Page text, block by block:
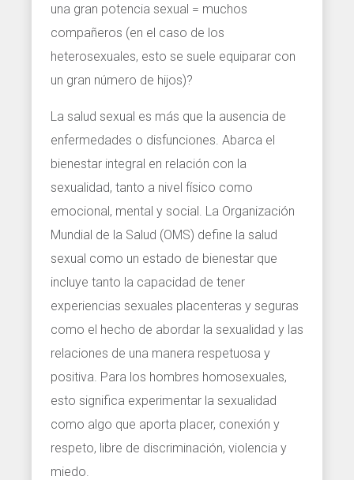
una gran potencia sexual = muchos
compañeros (en el caso de los
heterosexuales, esto se suele equiparar con
un gran número de hijos)?
La salud sexual es más que la ausencia de
enfermedades o disfunciones. Abarca el
bienestar integral en relación con la
sexualidad, tanto a nivel físico como
emocional, mental y social. La Organización
Mundial de la Salud (OMS) define la salud
sexual como un estado de bienestar que
incluye tanto la capacidad de tener
experiencias sexuales placenteras y seguras
como el hecho de abordar la sexualidad y las
relaciones de una manera respetuosa y
positiva. Para los hombres homosexuales,
esto significa experimentar la sexualidad
como algo que aporta placer, conexión y
respeto, libre de discriminación, violencia y
miedo.